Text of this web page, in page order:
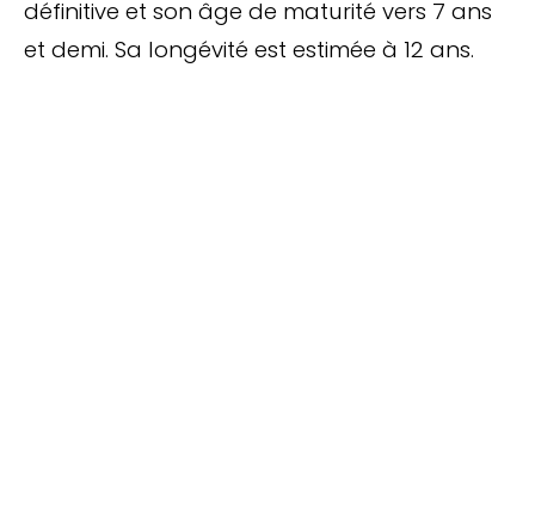
définitive et son âge de maturité vers 7 ans
et demi. Sa longévité est estimée à 12 ans.